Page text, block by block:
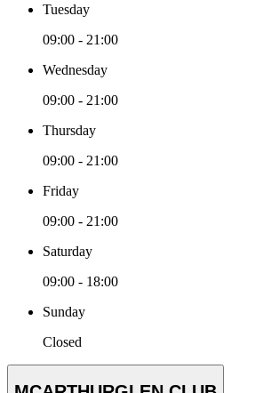
Tuesday
09:00 - 21:00
Wednesday
09:00 - 21:00
Thursday
09:00 - 21:00
Friday
09:00 - 21:00
Saturday
09:00 - 18:00
Sunday
Closed